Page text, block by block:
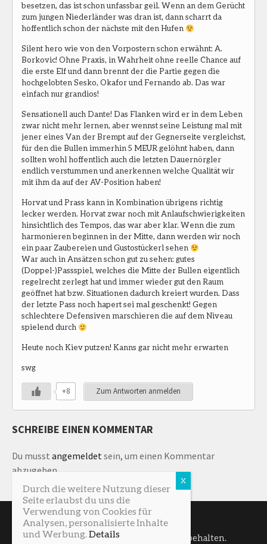
besetzen, das ist schon unfassbar geil. Wenn an dem Gerücht
zum jungen Niederländer was dran ist, dann scharrt da
hoffentlich schon der nächste mit den Hufen
Silent hero wie von den Vorpostern schon erwähnt: A.
Borkovic! Ohne Praxis, in Wahrheit ohne reelle Chance auf
die erste Elf und dann brennt der die Partie gegen die
hochgelobten Sesko, Okafor und Fernando ab. Das war
einfach nur grandios!
Sensationell auch Dante! Das Flanken wird er in dem Leben
zwar nicht mehr lernen, aber wennst seine Leistung mal mit
jener eines Van der Brempt auf der Gegnerseite vergleichst,
für den die Bullen immerhin 5 MEUR gelöhnt haben, dann
sollten wohl hoffentlich auch die letzten Dauernörgler
endlich verstummen und anerkennen welche Qualität wir
mit ihm da auf der AV-Position haben!
Horvat und Prass kann in Kombination übrigens richtig
lecker werden. Horvat zwar noch mit Anlaufschwierigkeiten
hinsichtlich des Tempos, das war aber klar. Wenn die zum
harmonieren beginnen in der Mitte, dann werden wir noch
ein paar Zaubereien und Gustostückerl sehen
War auch in Ansätzen schon gut zu sehen: gutes
(Doppel-)Passspiel, welches die Mitte der Bullen eigentlich
regelrecht zerlegt hat und immer wieder gut den Raum
geöffnet hat bzw. Situationen dadurch kreiert wurden. Dass
der letzte Pass noch hapert sei mal geschenkt! Gegen
schlechtere Defensiven marschieren die auf dem Niveau
spielend durch
Heute noch Kiev putzen! Kanns gar nicht mehr erwarten
swg
+8 Zum Antworten anmelden
SCHREIBE EINEN KOMMENTAR
Du musst angemeldetsein, um einen Kommentar
abzugeben.
SturmNetz © 2026. Alle Rechte vorbehalten.
Durch die weitere Nutzung dieser
Seite erlaubst du uns die
Verwendung von Cookies für
Analysen, personalisierte Inhalte
und Werbung.Details